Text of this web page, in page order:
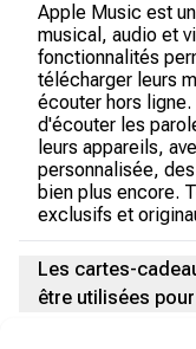
Apple Music est
musical, audio et
fonctionnalités
télécharger leurs
écouter hors
d'écouter les
leurs appareils,
personnalisée,
bien plus encore.
exclusifs et
Les cartes-
être utilisées